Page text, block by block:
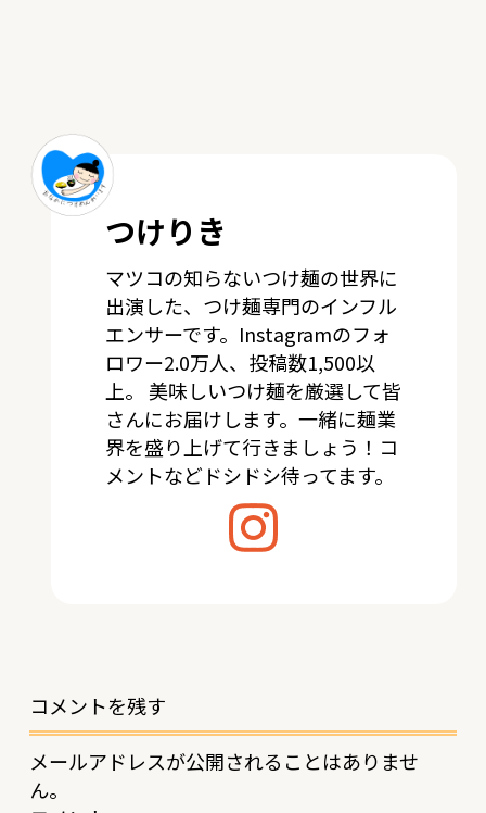
つけりき
マツコの知らないつけ麺の世界に
出演した、つけ麺専門のインフル
エンサーです。Instagramのフォ
ロワー2.0万人、投稿数1,500以
上。 美味しいつけ麺を厳選して皆
さんにお届けします。一緒に麺業
界を盛り上げて行きましょう！コ
メントなどドシドシ待ってます。
コメントを残す
メールアドレスが公開されることはありませ
ん。